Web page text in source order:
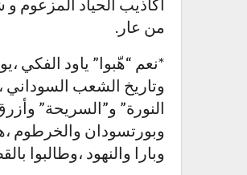
أكاذيب الحياد
من عار.
وتاريخ الشعب السوداني
النورة” و”السريحة”
وبورتسودان والخرطوم
وبارا والنهود ،وطالبوا